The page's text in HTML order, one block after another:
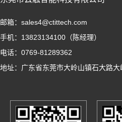
邮箱：sales4@ctittech.com
手机：13823134100（陈经理）
电话：0769-81289362
地址：广东省东莞市大岭山镇石大路